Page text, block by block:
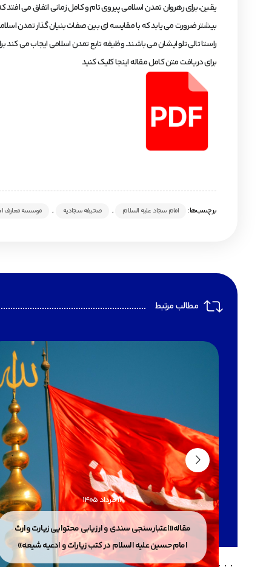
یقین، برای رهروان تمدن اسلامی پیروی تام و کامل زمانی اتفاق می
بیشتر ضرورت می یابد که با مقایسه ای بین صفات بنیان گذار تمدن
راستا تالی تلو ایشان می باشند. وظیفه تابع تمدن اسلامی ایجاب می
برای دریافت متن کامل مقاله اینجا کلیک کنید
برچسب‌ها: امام سجاد علیه السلام , صحیفه سجادیه , موسسه معارف
مطالب مرتبط
12 مرداد 1405
مقاله«اعتبارسنجی سندی و ارزیابی محتوایی زیارت وارث
امام حسین علیه السلام در کتب زیارات و ادعیه شیعه»